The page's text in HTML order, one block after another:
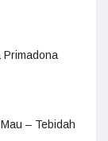
Primadona
– Tebidah